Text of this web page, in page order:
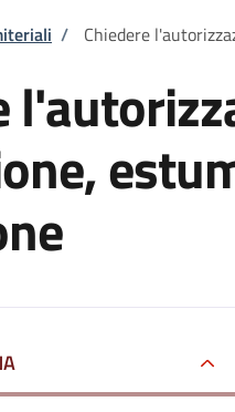
pane
/ Chiedere